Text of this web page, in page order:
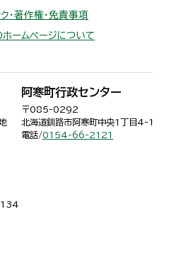
ク・著作権・免責事項
ホームページについて
阿寒町行政センター
〒085-0292
北海道釧路市阿寒町中央1丁目4-1
電話/0154-66-2121
134